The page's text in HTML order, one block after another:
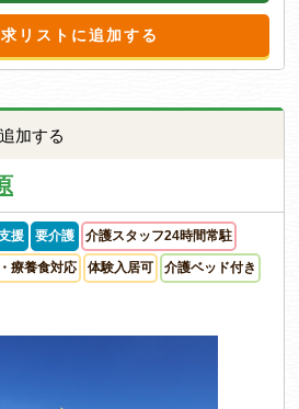
リストに追加する
加する
援 要介護 介護スタッフ24時間常駐
療養食対応 体験入居可 介護ベッド付き